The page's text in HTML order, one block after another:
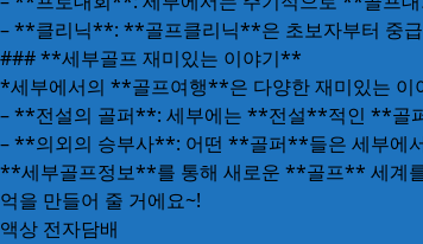
– **클리닉**: **골프클리닉**은 초보자부터 중급
### **세부골프 재미있는 이야기**
*세부에서의 **골프여행**은 다양한 재미있는 이
– **전설의 골퍼**: 세부에는 **전설**적인 **골
– **의외의 승부사**: 어떤 **골퍼**들은 세부에
**세부골프정보**를 통해 새로운 **골프** 세계
억을 만들어 줄 거에요~!
액상 전자담배